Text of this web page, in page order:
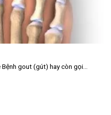
gout (gút) hay còn gọi...